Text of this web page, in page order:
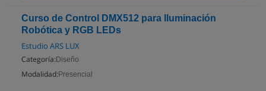
Curso de Control DMX512 para Iluminación
Robótica y RGB LEDs
Estudio ARS LUX
Categoría: Diseño
Modalidad: Presencial